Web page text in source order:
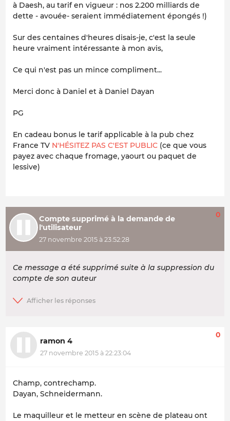
à Daesh, au tarif en vigueur : nos 2.200 milliards de
dette - avouée- seraient immédiatement épongés !)
Sur des centaines d'heures disais-je, c'est la seule
heure vraiment intéressante à mon avis,
Ce qui n'est pas un mince compliment...
Merci donc à Daniel et à Daniel Dayan
PG
En cadeau bonus le tarif applicable à la pub chez
France TV N'HÉSITEZ PAS C'EST PUBLIC (ce que vous
payez avec chaque fromage, yaourt ou paquet de
lessive)
Compte supprimé à la demande de
l'utilisateur
27 novembre 2015 à 23:52:28
0
Ce message a été supprimé suite à la suppression du
compte de son auteur
ramon 4
27 novembre 2015 à 22:23:04
0
Champ, contrechamp.
Dayan, Schneidermann.
Le maquilleur et le metteur en scène de plateau ont